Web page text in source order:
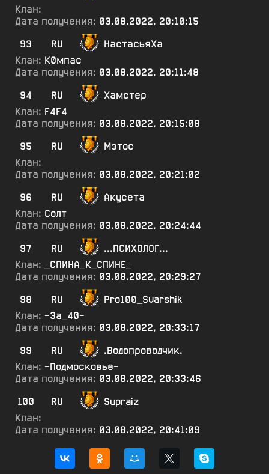
Клан:
Дата получения: 03.08.2022, 20:10:15
93
RU
НастасьяХа
Клан: К0мпас
Дата получения: 03.08.2022, 20:11:48
94
RU
Хамстер
Клан: F4F4
Дата получения: 03.08.2022, 20:15:08
95
RU
Мэтос
Клан:
Дата получения: 03.08.2022, 20:21:02
96
RU
Акусета
Клан: Солт
Дата получения: 03.08.2022, 20:24:44
97
RU
...ПСИХОЛОГ...
Клан:
_СПИНА_К_СПИНЕ_
Дата получения: 03.08.2022, 20:29:27
98
RU
Pro100_Svarshik
Клан: -За_40-
Дата получения: 03.08.2022, 20:33:17
99
RU
.Водопроводчик.
Клан: -Подмосковье-
Дата получения: 03.08.2022, 20:33:46
100
RU
Supraiz
Клан:
Дата получения: 03.08.2022, 20:41:09